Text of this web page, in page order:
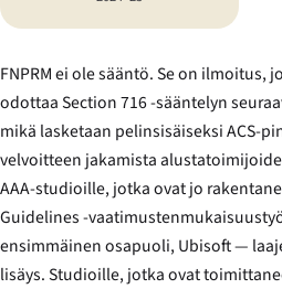
FNPRM ei ole sääntö. Se on ilmoitus,
odottaa Section 716 -sääntelyn
mikä lasketaan pelinsisäiseksi ACS-
velvoitteen jakamista
AAA-studioille, jotka ovat jo
Guidelines -
ensimmäinen osapuoli, Ubisoft —
lisäys. Studioille, jotka ovat